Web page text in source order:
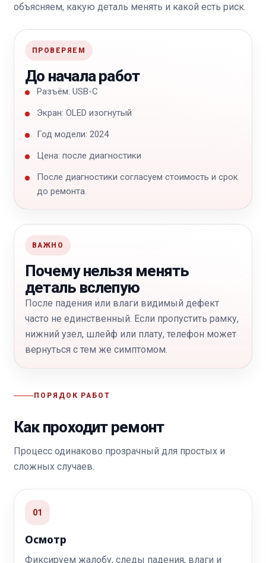
объясняем, какую деталь менять и какой есть риск.
ПРОВЕРЯЕМ
До начала работ
Разъём: USB-C
Экран: OLED изогнутый
Год модели: 2024
Цена: после диагностики
После диагностики согласуем стоимость и срок
до ремонта.
ВАЖНО
Почему нельзя менять
деталь вслепую
После падения или влаги видимый дефект
часто не единственный. Если пропустить рамку,
нижний узел, шлейф или плату, телефон может
вернуться с тем же симптомом.
ПОРЯДОК РАБОТ
Как проходит ремонт
Процесс одинаково прозрачный для простых и
сложных случаев.
01
Осмотр
Фиксируем жалобу, следы падения, влаги и